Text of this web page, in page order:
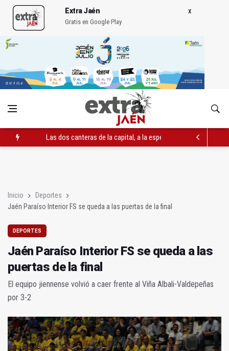
Extra Jaén
Gratis en Google Play
Las dos canteras de la capital, a la espera de que se restaure
Inicio
Deportes
Jaén Paraíso Interior FS se queda a las puertas de la final
DEPORTES
Jaén Paraíso Interior FS se queda a las
puertas de la final
El equipo jiennense volvió a caer frente al Viña Albali-Valdepeñas
por 3-2